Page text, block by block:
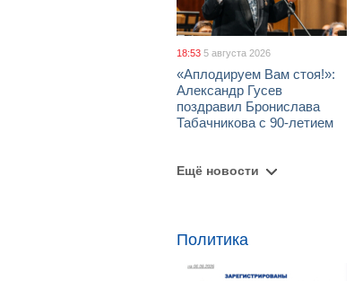
18:53 5 августа 2026
«Аплодируем Вам стоя!»:
Александр Гусев
поздравил Бронислава
Табачникова с 90-летием
Ещё новости
Политика